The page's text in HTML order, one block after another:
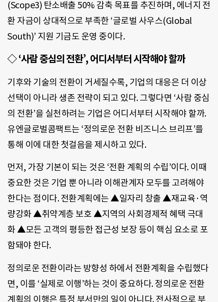
(Scope3) 탄소배출 50% 감축 목표를 추진하며, 에너지 전
환 자금이 상대적으로 부족한 ‘글로벌 사우스(Global
South)’ 지원 기금도 운영 중이다.
◇ ‘사람 중심의 전환’, 어디서부터 시작해야 할까
기후와 기술의 전환이 거세질수록, 기업의 대응은 더 이상
선택이 아니라 생존 전략이 되고 있다. 그렇다면 ‘사람 중심
의 전환’을 실천하려는 기업은 어디서부터 시작해야 할까.
유엔글로벌콤팩트는 ‘정의로운 전환 비즈니스 브리프’를
통해 이에 대한 첫걸음을 제시하고 있다.
먼저, 가장 기본이 되는 것은 ‘전환 계획의 수립’이다. 이때
중요한 것은 기업 뿐 아니라 이해관계자 모두를 고려해야
한다는 점이다. 전환계획에는 ▲일자리 창출 ▲재교육·역
량강화 ▲취약계층 보호 ▲지역의 사회경제적 혜택 극대
화 ▲모든 고객의 평등한 접근성 보장 등이 핵심 요소로 포
함돼야 한다.
정의로운 전환이라는 방향성 하에서 전환계획을 수립했다
면, 이를 ‘실제로 이행’하는 것이 중요하다. 정의로운 전환
계획의 이행은 특정 부서만의 일이 아니다. 전사적으로 부